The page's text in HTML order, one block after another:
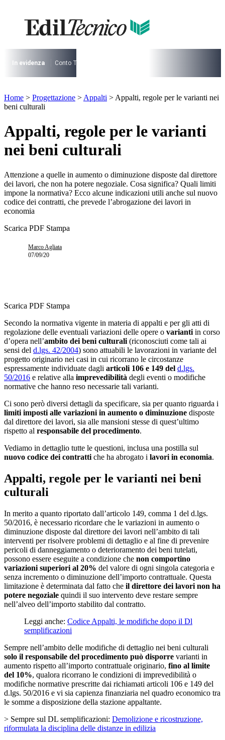
contenuto
I più cercati
Lorem ipsum dolor sit amet consectetur
Lorem ipsum dolor sit amet consectetur
In evidenza Conto Termico
I più cercati
Lorem ipsum dolor sit amet consectetur
Lorem ipsum dolor sit amet consectetur
Home > Progettazione > Appalti > Appalti, regole per le varianti nei
beni culturali
Appalti, regole per le varianti
nei beni culturali
Attenzione a quelle in aumento o diminuzione disposte dal direttore
dei lavori, che non ha potere negoziale. Cosa significa? Quali limiti
impone la normativa? Ecco alcune indicazioni utili anche sul nuovo
codice dei contratti, che prevede l’abrogazione dei lavori in
economia
Scarica PDF Stampa
Marco Agliata
07/09/20
Scarica PDF Stampa
Secondo la normativa vigente in materia di appalti e per gli atti di
regolazione delle eventuali variazioni delle opere o varianti in corso
d’opera nell’ambito dei beni culturali (riconosciuti come tali ai
sensi del d.lgs. 42/2004) sono attuabili le lavorazioni in variante del
progetto originario nei casi in cui ricorrano le circostanze
espressamente individuate dagli articoli 106 e 149 del d.lgs.
50/2016 e relative alla imprevedibilità degli eventi o modifiche
normative che hanno reso necessarie tali varianti.
Ci sono però diversi dettagli da specificare, sia per quanto riguarda i
limiti imposti alle variazioni in aumento o diminuzione disposte
dal direttore dei lavori, sia alle mansioni stesse di quest’ultimo
rispetto al responsabile del procedimento.
Vediamo in dettaglio tutte le questioni, inclusa una postilla sul
nuovo codice dei contratti che ha abrogato i lavori in economia.
Appalti, regole per le varianti nei beni
culturali
In merito a quanto riportato dall’articolo 149, comma 1 del d.lgs.
50/2016, è necessario ricordare che le variazioni in aumento o
diminuzione disposte dal direttore dei lavori nell’ambito di tali
interventi per risolvere problemi di dettaglio e al fine di prevenire
pericoli di danneggiamento o deterioramento dei beni tutelati,
possono essere eseguite a condizione che non comportino
variazioni superiori al 20% del valore di ogni singola categoria e
senza incremento o diminuzione dell’importo contrattuale. Questa
limitazione è determinata dal fatto che il direttore dei lavori non ha
potere negoziale quindi il suo intervento deve restare sempre
nell’alveo dell’importo stabilito dal contratto.
Leggi anche: Codice Appalti, le modifiche dopo il Dl
semplificazioni
Sempre nell’ambito delle modifiche di dettaglio nei beni culturali
solo il responsabile del procedimento può disporre varianti in
aumento rispetto all’importo contrattuale originario, fino al limite
del 10%, qualora ricorrano le condizioni di imprevedibilità o
modifiche normative prescritte dai richiamati articoli 106 e 149 del
d.lgs. 50/2016 e vi sia capienza finanziaria nel quadro economico tra
le somme a disposizione della stazione appaltante.
> Sempre sul DL semplificazioni: Demolizione e ricostruzione,
riformulata la disciplina delle distanze in edilizia